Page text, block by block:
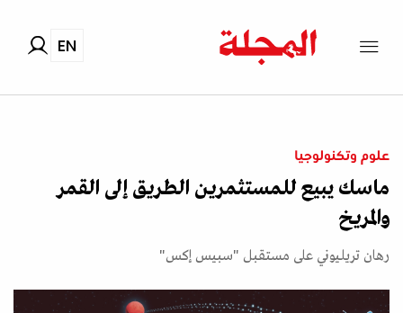
EN
علوم وتكنولوجيا
ماسك يبيع للمستثمرين الطريق إلى القمر
والمريخ
رهان تريليوني على مستقبل "سبيس إكس"